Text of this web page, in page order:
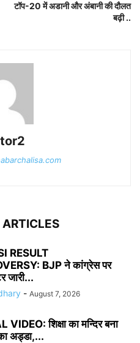
टॉप-20 में अडानी और अंबानी की दौलत
बढ़ी ..
RESULT
BJP ने कांग्रेस पर
जारी...
- August 7, 2026
शिक्षा का मन्दिर बना
का अड्डा,...